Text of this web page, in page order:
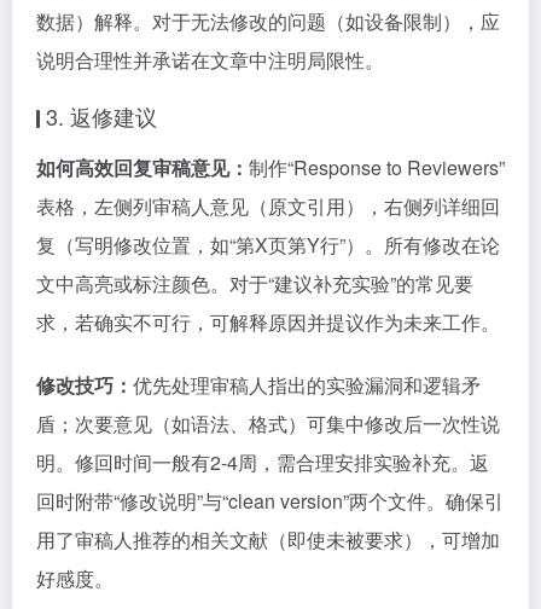
数据）解释。对于无法修改的问题（如设备限制），应
说明合理性并承诺在文章中注明局限性。
3. 返修建议
如何高效回复审稿意见： 制作“Response to Reviewers”
表格，左侧列审稿人意见（原文引用），右侧列详细回
复（写明修改位置，如“第X页第Y行”）。所有修改在论
文中高亮或标注颜色。对于“建议补充实验”的常见要
求，若确实不可行，可解释原因并提议作为未来工作。
修改技巧： 优先处理审稿人指出的实验漏洞和逻辑矛
盾；次要意见（如语法、格式）可集中修改后一次性说
明。修回时间一般有2-4周，需合理安排实验补充。返
回时附带“修改说明”与“clean version”两个文件。确保引
用了审稿人推荐的相关文献（即使未被要求），可增加
好感度。